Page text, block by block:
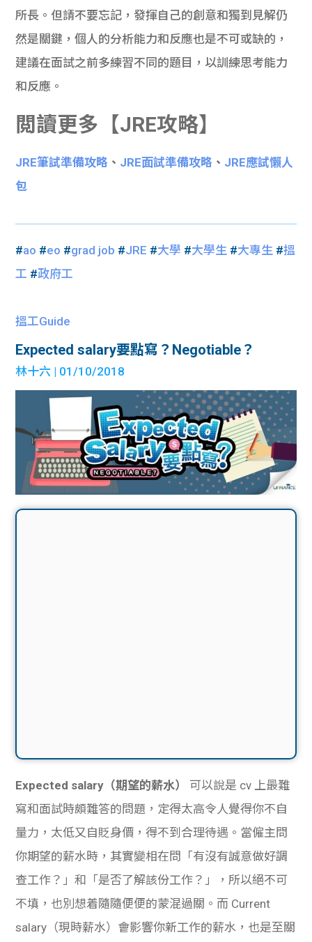
所長。但請不要忘記，發揮自己的創意和獨到見解仍
然是關鍵，個人的分析能力和反應也是不可或缺的，
建議在面試之前多練習不同的題目，以訓練思考能力
和反應。
閲讀更多【JRE攻略】
JRE筆試準備攻略 、 JRE面試準備攻略 、 JRE應試懶人
包
#ao #eo #grad job #JRE #大學 #大學生 #大專生 #搵
工 #政府工
搵工Guide
Expected salary要點寫？Negotiable？
林十六 | 01/10/2018
Expected salary（期望的薪水）
可以說是 cv 上最難
寫和面試時頗難答的問題，定得太高令人覺得你不自
量力，太低又自貶身價，得不到合理待遇。當僱主問
你期望的薪水時，其實變相在問「有沒有誠意做好調
查工作？」和「是否了解該份工作？」，所以絕不可
不填，也別想着隨隨便便的蒙混過關。而 Current
salary（現時薪水）會影響你新工作的薪水，也是至關